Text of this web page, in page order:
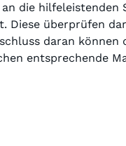
die hilfeleistenden
Diese überprüfen
daran können
entsprechende